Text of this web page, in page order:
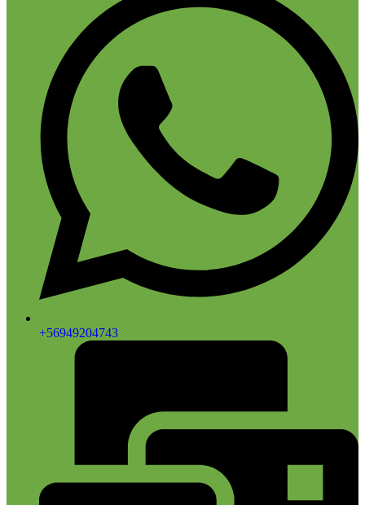
+56949204743